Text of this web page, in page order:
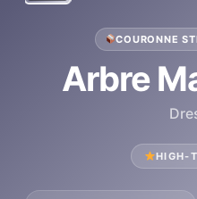
COURONNE
Arbre
HIGH-